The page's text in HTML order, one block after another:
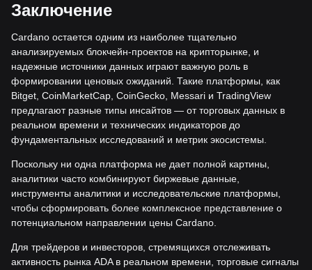
Заключение
Cardano остается одним из наиболее тщательно
анализируемых блокчейн-проектов на крипторынке, и
надежные источники данных играют важную роль в
формировании ценовых ожиданий. Такие платформы, как
Bitget, CoinMarketCap, CoinGecko, Messari и TradingView
предлагают разные типы инсайтов — от торговых данных в
реальном времени и технических индикаторов до
фундаментальных исследований и метрик экосистемы.
Поскольку ни одна платформа не дает полной картины,
аналитики часто комбинируют биржевые данные,
инструменты аналитики и исследовательские платформы,
чтобы сформировать более комплексное представление о
потенциальном направлении цены Cardano.
Для трейдеров и инвесторов, стремящихся отслеживать
активность рынка ADA в реальном времени, торговые сигналы